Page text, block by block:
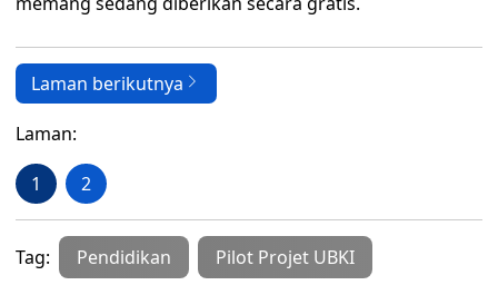
Laman berikutnya
Laman:
1 2
Tag: Pendidikan Pilot Projet UBKI